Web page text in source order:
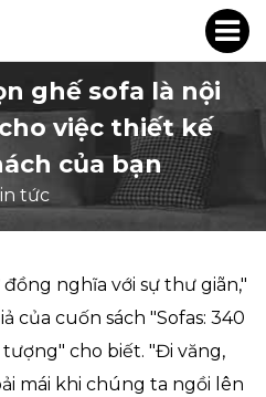
ghế sofa là nội
việc thiết kế
của bạn
tức
nghĩa với sự thư giãn,"
của cuốn sách "Sofas: 340
cho biết. "Đi văng,
mái khi chúng ta ngồi lên